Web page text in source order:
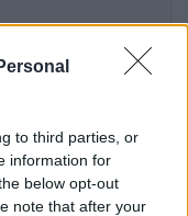
to third parties, or
information for
below opt-out
note that after your
të dalë jashtë